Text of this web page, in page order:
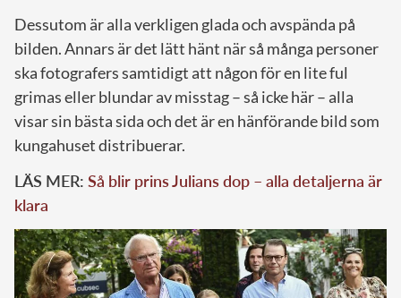
Dessutom är alla verkligen glada och avspända på
bilden. Annars är det lätt hänt när så många personer
ska fotografers samtidigt att någon för en lite ful
grimas eller blundar av misstag – så icke här – alla
visar sin bästa sida och det är en hänförande bild som
kungahuset distribuerar.
LÄS MER: Så blir prins Julians dop – alla detaljerna är
klara